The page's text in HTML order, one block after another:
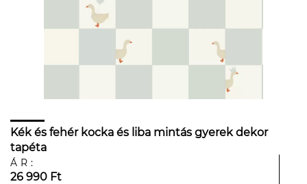
Kék és fehér kocka és liba mintás gyerek dekor
tapéta
ÁR:
26 990 Ft